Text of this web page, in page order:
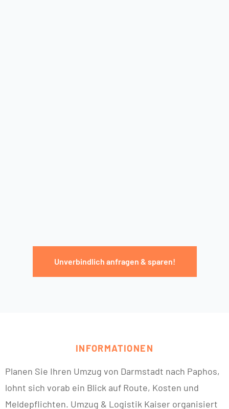
Unverbindlich anfragen & sparen!
INFORMATIONEN
Planen Sie Ihren Umzug von Darmstadt nach Paphos,
lohnt sich vorab ein Blick auf Route, Kosten und
Meldepflichten. Umzug & Logistik Kaiser organisiert